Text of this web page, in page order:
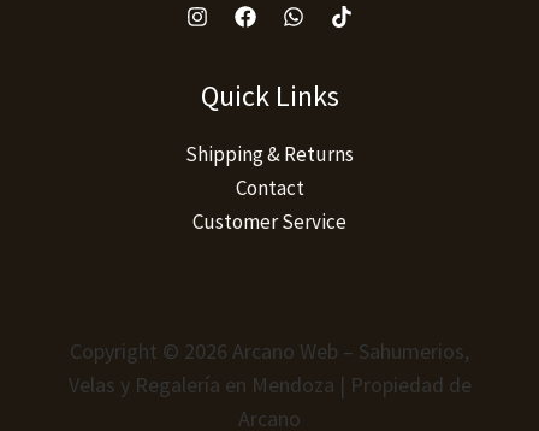
Quick Links
Shipping & Returns
Contact
Customer Service
Copyright © 2026 Arcano Web – Sahumerios,
Velas y Regalería en Mendoza | Propiedad de
Arcano